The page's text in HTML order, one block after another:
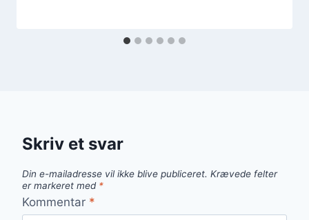
Skriv et svar
Din e-mailadresse vil ikke blive publiceret. Krævede felter
er markeret med *
Kommentar *